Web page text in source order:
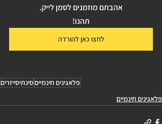
אהבתם מוזמנים לסמן לייק.
תהנו!
לחצו כאן להורדה
פלאגינים חינמייםסינתיסייזרים
פלאגינים חינמיים